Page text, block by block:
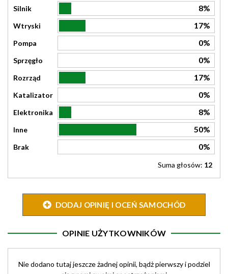
Silnik 8%
Wtryski 17%
Pompa 0%
Sprzęgło 0%
Rozrząd 17%
Katalizator 0%
Elektronika 8%
Inne 50%
Brak 0%
Suma głosów: 12
DODAJ OPINIĘ I OCEŃ SAMOCHÓD
OPINIE UŻYTKOWNIKÓW
Nie dodano tutaj jeszcze żadnej opinii, bądż pierwszy i podziel